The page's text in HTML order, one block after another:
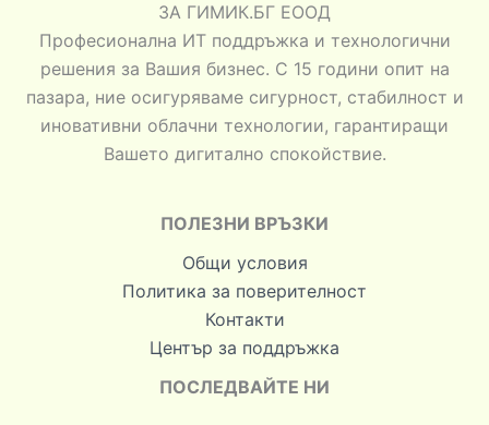
ЗА ГИМИК.БГ ЕООД
Професионална ИТ поддръжка и технологични
решения за Вашия бизнес. С 15 години опит на
пазара, ние осигуряваме сигурност, стабилност и
иновативни облачни технологии, гарантиращи
Вашето дигитално спокойствие.
ПОЛЕЗНИ ВРЪЗКИ
Общи условия
Политика за поверителност
Контакти
Център за поддръжка
ПОСЛЕДВАЙТЕ НИ